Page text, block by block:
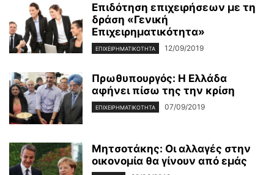
Επιδότηση επιχειρήσεων με τη
δράση «Γενική
Επιχειρηματικότητα»
ΕΠΙΧΕΙΡΗΜΑΤΙΚΌΤΗΤΑ 12/09/2019
Πρωθυπουργός: Η Ελλάδα
αφήνει πίσω της την κρίση
ΕΠΙΧΕΙΡΗΜΑΤΙΚΌΤΗΤΑ 07/09/2019
Μητσοτάκης: Οι αλλαγές στην
οικονομία θα γίνουν από εμάς